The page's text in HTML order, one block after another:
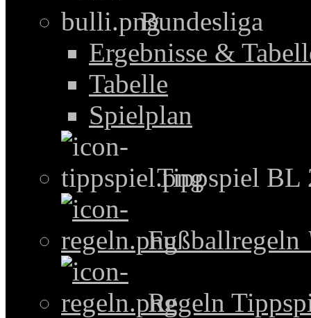
Bundesliga
Ergebnisse &
Tabelle
Spielplan
Tippspiel BL
Fußballregeln
Regeln